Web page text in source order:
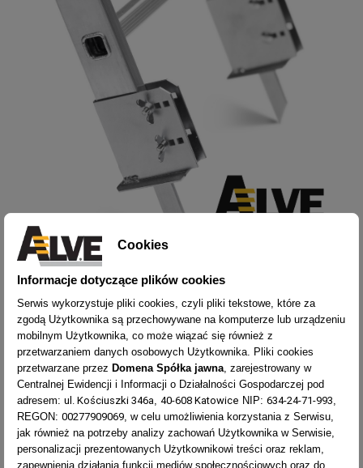
ŁATWIEJSZA I BEZPIECZNIEJSZA
PRACA NA DRABINIE.
Drabina nie zapada się w grunt i nie przechyla się.
Bezpieczna i wygodna praca na drabinie
Doskonała pomoc przy pracy na grząskim terenie.
Solidne i trwałe: wykonane z wysokiej jakości stali ocynkowanej.
Groty dedykowane są drabinom z podłużnicami o grubości 20
mm lub 25 mm.
Produkt renomowanej, europejskiej firmy ALVE.
Cookies
Informacje dotyczące plików cookies
Serwis wykorzystuje pliki cookies, czyli pliki tekstowe, które za
zgodą Użytkownika są przechowywane na komputerze lub urządzeniu
mobilnym Użytkownika, co może wiązać się również z
przetwarzaniem danych osobowych Użytkownika. Pliki cookies
przetwarzane przez Domena Spółka jawna , zarejestrowany w
Centralnej Ewidencji i Informacji o Działalności Gospodarczej pod
adresem: ul. Kościuszki 346a 40-608 Katowice NIP: 634-24-71-993
REGON: 00277909069 , w celu umożliwienia korzystania z Serwisu,
jak również na potrzeby analizy zachowań Użytkownika w Serwisie,
personalizacji prezentowanych Użytkownikowi treści oraz reklam,
zapewnienia działania funkcji mediów społecznościowych oraz do